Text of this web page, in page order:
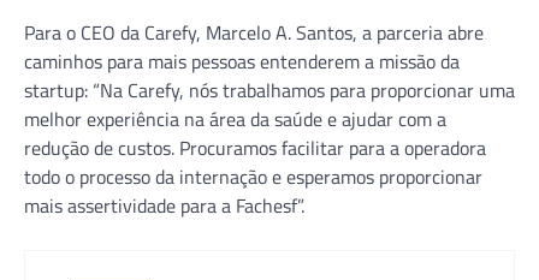
Para o CEO da Carefy, Marcelo A. Santos, a parceria abre
caminhos para mais pessoas entenderem a missão da
startup: “Na Carefy, nós trabalhamos para proporcionar uma
melhor experiência na área da saúde e ajudar com a
redução de custos. Procuramos facilitar para a operadora
todo o processo da internação e esperamos proporcionar
mais assertividade para a Fachesf”.